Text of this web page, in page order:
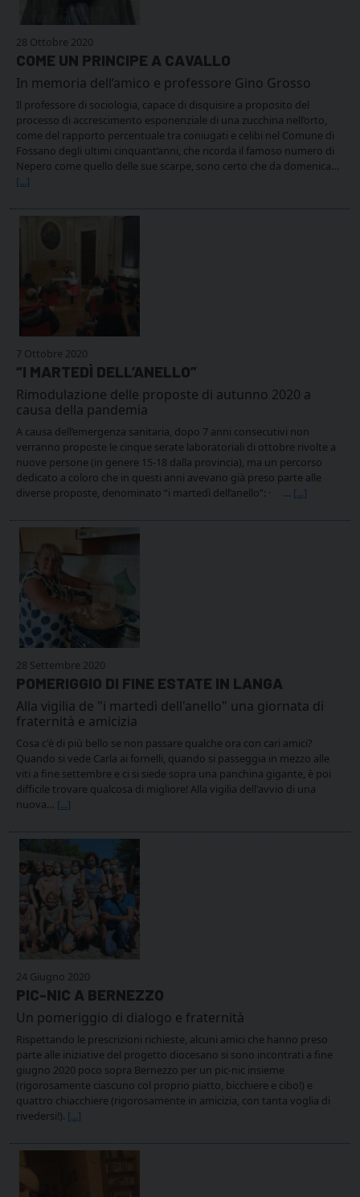
28 Ottobre 2020
COME UN PRINCIPE A CAVALLO
In memoria dell’amico e professore Gino Grosso
Il professore di sociologia, capace di disquisire a proposito del
processo di accrescimento esponenziale di una zucchina nell’orto,
come del rapporto percentuale tra coniugati e celibi nel Comune di
Fossano degli ultimi cinquant’anni, che ricorda il famoso numero di
Nepero come quello delle sue scarpe, sono certo che da domenica…
[...]
7 Ottobre 2020
“I MARTEDÌ DELL’ANELLO”
Rimodulazione delle proposte di autunno 2020 a
causa della pandemia
A causa dell’emergenza sanitaria, dopo 7 anni consecutivi non
verranno proposte le cinque serate laboratoriali di ottobre rivolte a
nuove persone (in genere 15-18 dalla provincia), ma un percorso
dedicato a coloro che in questi anni avevano già preso parte alle
diverse proposte, denominato “i martedì dell’anello”: · … [...]
28 Settembre 2020
POMERIGGIO DI FINE ESTATE IN LANGA
Alla vigilia de "i martedì dell'anello" una giornata di
fraternità e amicizia
Cosa c'è di più bello se non passare qualche ora con cari amici?
Quando si vede Carla ai fornelli, quando si passeggia in mezzo alle
viti a fine settembre e ci si siede sopra una panchina gigante, è poi
difficile trovare qualcosa di migliore! Alla vigilia dell'avvio di una
nuova… [...]
24 Giugno 2020
PIC-NIC A BERNEZZO
Un pomeriggio di dialogo e fraternità
Rispettando le prescrizioni richieste, alcuni amici che hanno preso
parte alle iniziative del progetto diocesano si sono incontrati a fine
giugno 2020 poco sopra Bernezzo per un pic-nic insieme
(rigorosamente ciascuno col proprio piatto, bicchiere e cibo!) e
quattro chiacchiere (rigorosamente in amicizia, con tanta voglia di
rivedersi!). [...]